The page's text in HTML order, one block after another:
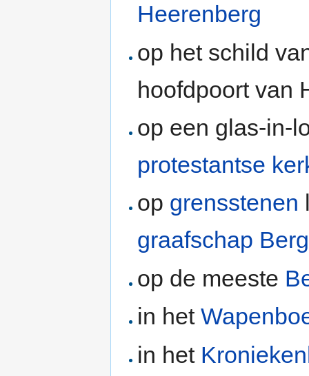
Heerenberg
op het schild
hoofdpoort van
op een glas-in-
protestantse
op grensstenen
graafschap
op de meeste
in het
in het